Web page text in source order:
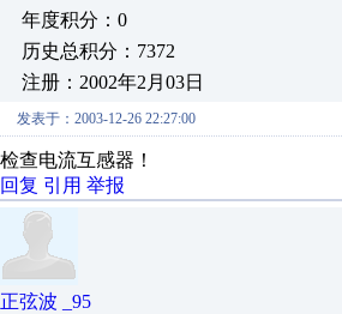
年度积分：0
历史总积分：7372
注册：2002年2月03日
发表于：2003-12-26 22:27:00
检查电流互感器！
回复 引用 举报
正弦波 _95